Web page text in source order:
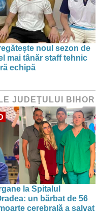
noul sezon de
mai tânăr staff tehnic
echipă
JUDEŢULUI BIHOR
la Spitalul
un bărbat de 56
cerebrală a salvat